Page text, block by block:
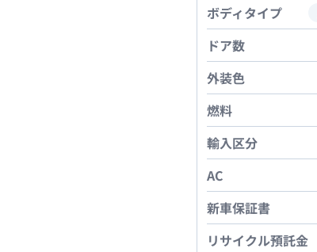
ボディタイプ
ドア数
外装色
燃料
輸入区分
AC
新車保証書
リサイクル預託金